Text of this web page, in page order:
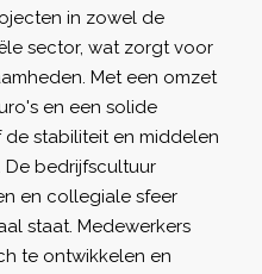
in zowel de
sector, wat zorgt voor
Met een omzet
en een solide
stabiliteit en middelen
De bedrijfscultuur
en collegiale sfeer
staat. Medewerkers
te ontwikkelen en